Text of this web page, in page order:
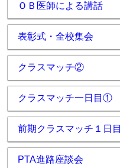
ＯＢ医師による講話
表彰式・全校集会
クラスマッチ②
クラスマッチ一日目①
前期クラスマッチ１日目
PTA進路座談会